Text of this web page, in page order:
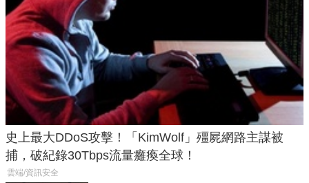
史上最大DDoS攻擊！「KimWolf」殭屍網路主謀被
捕，破紀錄30Tbps流量癱瘓全球！
雲端/資訊安全